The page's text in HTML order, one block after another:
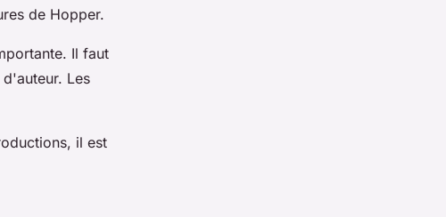
de Hopper.
Il faut
Les
il est